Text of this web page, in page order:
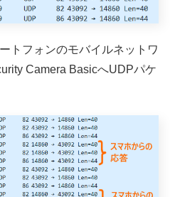
トフォンのモバイルネットワ
Camera BasicへUDPパケ